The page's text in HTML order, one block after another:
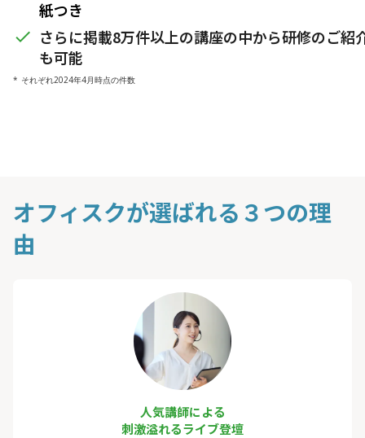
紙つき
done さらに掲載8万件以上の講座の中から研修のご紹
も可能
* それぞれ2024年4月時点の件数
オフィスクが選ばれる３つの理
由
人気講師による
刺激溢れるライブ登壇